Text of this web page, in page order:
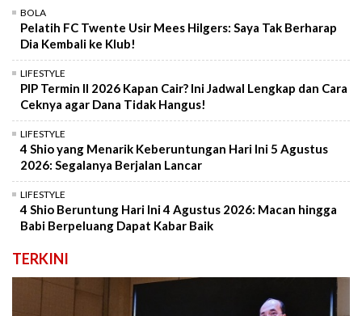
BOLA
Pelatih FC Twente Usir Mees Hilgers: Saya Tak Berharap
Dia Kembali ke Klub!
LIFESTYLE
PIP Termin II 2026 Kapan Cair? Ini Jadwal Lengkap dan Cara
Ceknya agar Dana Tidak Hangus!
LIFESTYLE
4 Shio yang Menarik Keberuntungan Hari Ini 5 Agustus
2026: Segalanya Berjalan Lancar
LIFESTYLE
4 Shio Beruntung Hari Ini 4 Agustus 2026: Macan hingga
Babi Berpeluang Dapat Kabar Baik
TERKINI